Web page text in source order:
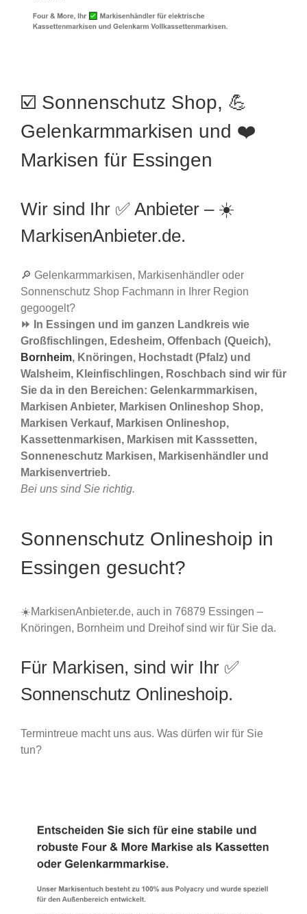
☑️ Sonnenschutz Shop, 💪
Gelenkarmmarkisen und ❤️
Markisen für Essingen
Wir sind Ihr ✅ Anbieter – ☀️
MarkisenAnbieter.de.
🔎 Gelenkarmmarkisen, Markisenhändler oder
Sonnenschutz Shop Fachmann in Ihrer Region
gegoogelt?
⏩ In Essingen und im ganzen Landkreis wie
Großfischlingen, Edesheim, Offenbach (Queich),
Bornheim, Knöringen, Hochstadt (Pfalz) und
Walsheim, Kleinfischlingen, Roschbach sind wir für
Sie da in den Bereichen: Gelenkarmmarkisen,
Markisen Anbieter, Markisen Onlineshop Shop,
Markisen Verkauf, Markisen Onlineshop,
Kassettenmarkisen, Markisen mit Kasssetten,
Sonneneschutz Markisen, Markisenhändler und
Markisenvertrieb.
Bei uns sind Sie richtig.
Sonnenschutz Onlineshoip in
Essingen gesucht?
☀️MarkisenAnbieter.de, auch in 76879 Essingen –
Knöringen, Bornheim und Dreihof sind wir für Sie da.
Für Markisen, sind wir Ihr ✅
Sonnenschutz Onlineshoip.
Termintreue macht uns aus. Was dürfen wir für Sie
tun?